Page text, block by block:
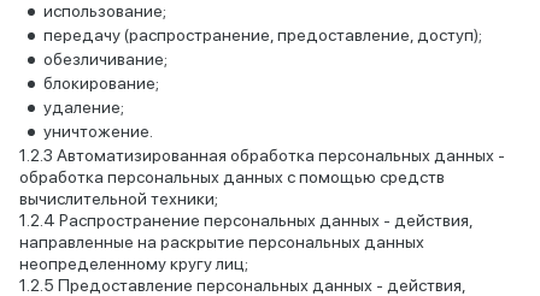
использование;
передачу (распространение, предоставление, доступ);
обезличивание;
блокирование;
удаление;
уничтожение.
Автоматизированная обработка персональных данных -
обработка персональных данных с помощью средств
вычислительной техники;
Распространение персональных данных - действия,
направленные на раскрытие персональных данных
неопределенному кругу лиц;
Предоставление персональных данных - действия,